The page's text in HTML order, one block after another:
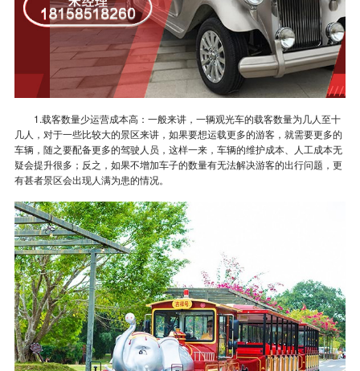
1.载客数量少运营成本高：一般来讲，一辆观光车的载客数量为几人至十
几人，对于一些比较大的景区来讲，如果要想运载更多的游客，就需要更多的
车辆，随之要配备更多的驾驶人员，这样一来，车辆的维护成本、人工成本无
疑会提升很多；反之，如果不增加车子的数量有无法解决游客的出行问题，更
有甚者景区会出现人满为患的情况。